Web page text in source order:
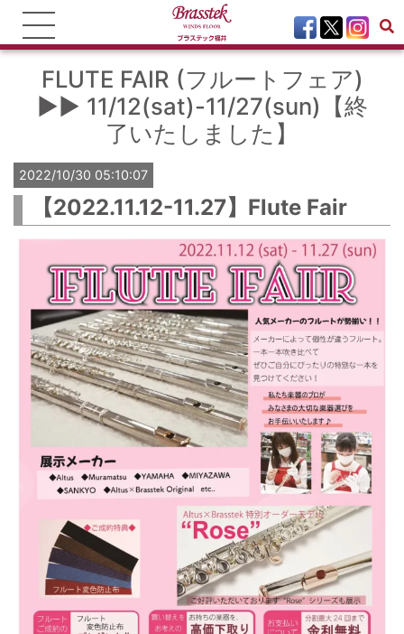
FLUTE FAIR (フルートフェア)
▶▶ 11/12(sat)-11/27(sun)【終
了いたしました】
2022/10/30 05:10:07
【2022.11.12-11.27】Flute Fair